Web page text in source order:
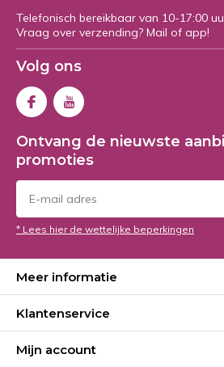
Telefonisch bereikbaar van 10-17:00
Vraag over verzending? Mail of app!
Volg ons
Ontvang de nieuwste
promoties
* Lees hier de wettelijke beperkingen
Meer informatie
Klantenservice
Mijn account